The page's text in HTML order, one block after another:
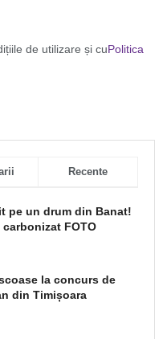
de utilizare și cuPolitica
Recente
pe un drum din Banat!
FOTO
la concurs de
din Timișoara